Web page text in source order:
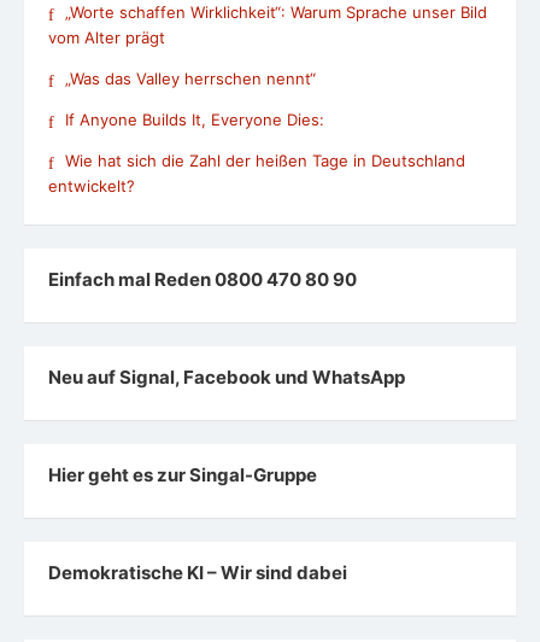
„Worte schaffen Wirklichkeit“: Warum Sprache unser Bild
vom Alter prägt
„Was das Valley herrschen nennt“
If Anyone Builds It, Everyone Dies:
Wie hat sich die Zahl der heißen Tage in Deutschland
entwickelt?
Einfach mal Reden 0800 470 80 90
Neu auf Signal, Facebook und WhatsApp
Hier geht es zur Singal-Gruppe
Demokratische KI – Wir sind dabei